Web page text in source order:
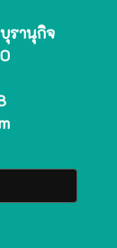
รานุกิจ